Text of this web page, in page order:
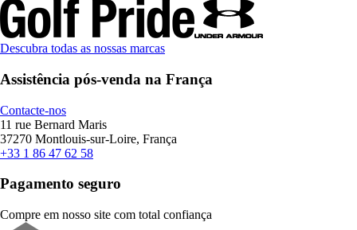
Descubra todas as nossas marcas
Assistência pós-venda na França
Contacte-nos
11 rue Bernard Maris
37270 Montlouis-sur-Loire, França
+33 1 86 47 62 58
Pagamento seguro
Compre em nosso site com total confiança